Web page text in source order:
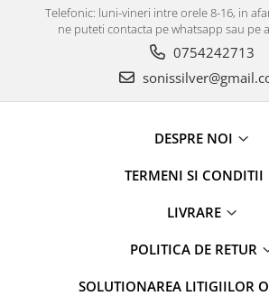
Telefonic: luni-vineri intre orele 8-16, in
ne puteti contacta pe whatsapp sau pe
0754242713
DESPRE NOI
TERMENI SI CONDITII
LIVRARE
POLITICA DE RETUR
SOLUTIONAREA LITIGIILOR